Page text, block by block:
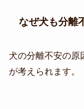
なぜ犬も分離
犬の分離不安の原
が考えられます。